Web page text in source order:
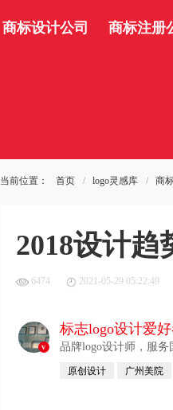
商标设计公司 商标注册
当前位置： 首页 logo灵感库 商
2018设计趋
6474 2021-05-29 05:22:49
v
标志logo设计爱
品牌logo设计师，服
原创设计 广州美院